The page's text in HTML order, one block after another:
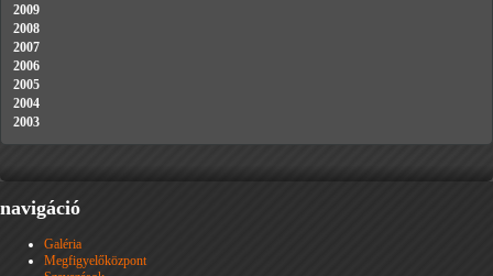
2009
2008
2007
2006
2005
2004
2003
navigáció
Galéria
Megfigyelőközpont